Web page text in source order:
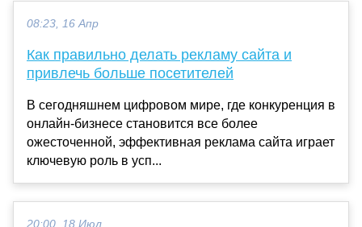
08:23, 16 Апр
Как правильно делать рекламу сайта и
привлечь больше посетителей
В сегодняшнем цифровом мире, где конкуренция в
онлайн-бизнесе становится все более
ожесточенной, эффективная реклама сайта играет
ключевую роль в усп...
20:00, 18 Июл